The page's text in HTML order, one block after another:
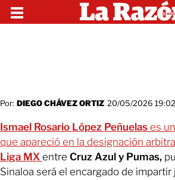
Por: DIEGO CHÁVEZ ORTIZ 20/05/2026
Ismael Rosario López Peñuelas es
que apareció en la designación
Liga MX entre Cruz Azul y Pumas,
Sinaloa será el encargado de